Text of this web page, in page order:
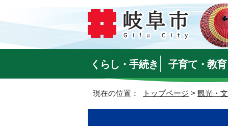
くらし・手続き 子育て・教育
現在の位置： トップページ > 観光・